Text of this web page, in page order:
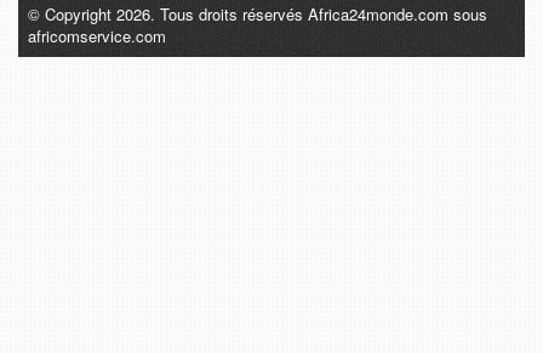
© Copyright 2026. Tous droits réservés Africa24monde.com sous
africomservice.com